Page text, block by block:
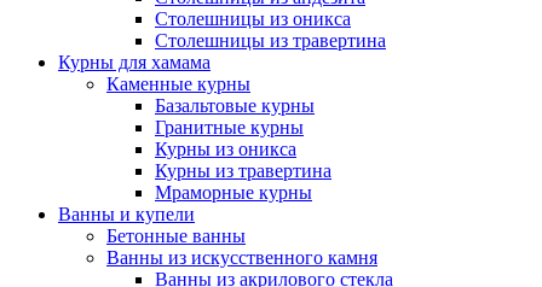
Столешницы из оникса
Столешницы из травертина
Курны для хамама
Каменные курны
Базальтовые курны
Гранитные курны
Курны из оникса
Курны из травертина
Мраморные курны
Ванны и купели
Бетонные ванны
Ванны из искусственного камня
Ванны из акрилового стекла